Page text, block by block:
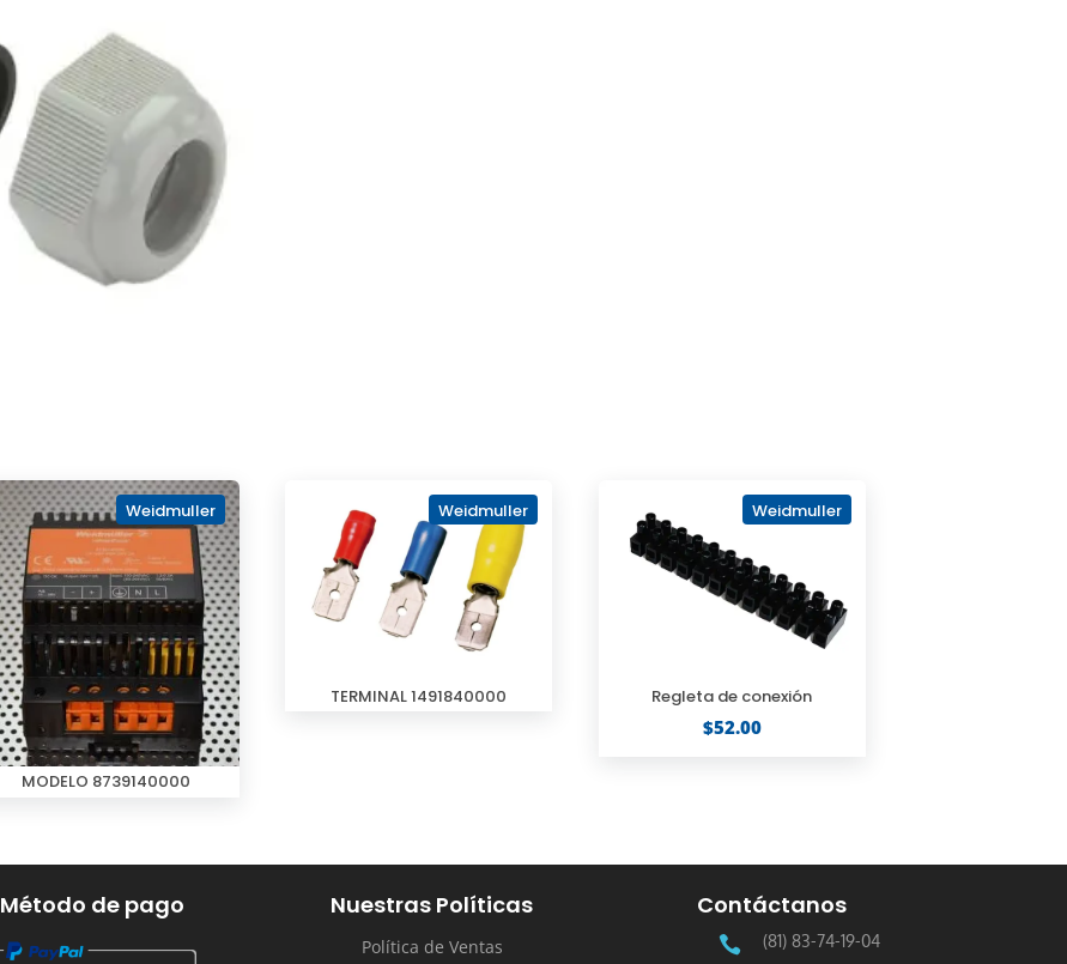
Weidmuller
MODELO 8739140000
Weidmuller
TERMINAL 1491840000
Weidmuller
Regleta de conexión
$52.00
Método de pago Nuestras Políticas
Política de Ventas
Contáctanos
 (81) 83-74-19-04